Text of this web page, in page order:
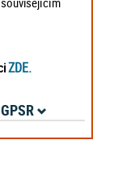
ZDE.